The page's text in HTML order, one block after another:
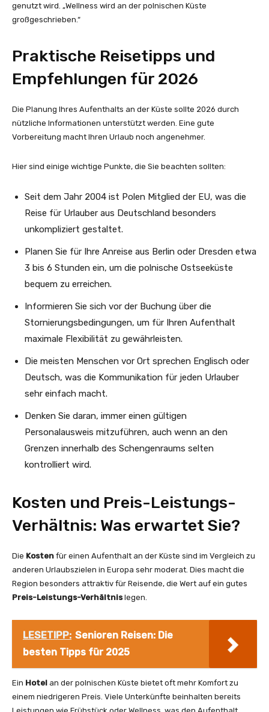
genutzt wird. „Wellness wird an der polnischen Küste
großgeschrieben.“
Praktische Reisetipps und
Empfehlungen für 2026
Die Planung Ihres Aufenthalts an der Küste sollte 2026 durch
nützliche Informationen unterstützt werden. Eine gute
Vorbereitung macht Ihren Urlaub noch angenehmer.
Hier sind einige wichtige Punkte, die Sie beachten sollten:
Seit dem Jahr 2004 ist Polen Mitglied der EU, was die
Reise für Urlauber aus Deutschland besonders
unkompliziert gestaltet.
Planen Sie für Ihre Anreise aus Berlin oder Dresden etwa
3 bis 6 Stunden ein, um die polnische Ostseeküste
bequem zu erreichen.
Informieren Sie sich vor der Buchung über die
Stornierungsbedingungen, um für Ihren Aufenthalt
maximale Flexibilität zu gewährleisten.
Die meisten Menschen vor Ort sprechen Englisch oder
Deutsch, was die Kommunikation für jeden Urlauber
sehr einfach macht.
Denken Sie daran, immer einen gültigen
Personalausweis mitzuführen, auch wenn an den
Grenzen innerhalb des Schengenraums selten
kontrolliert wird.
Kosten und Preis-Leistungs-
Verhältnis: Was erwartet Sie?
Die Kosten für einen Aufenthalt an der Küste sind im Vergleich zu
anderen Urlaubszielen in Europa sehr moderat. Dies macht die
Region besonders attraktiv für Reisende, die Wert auf ein gutes
Preis-Leistungs-Verhältnislegen.
LESETIPP: Senioren Reisen: Die
besten Tipps für 2025
Ein Hotel an der polnischen Küste bietet oft mehr Komfort zu
einem niedrigeren Preis. Viele Unterkünfte beinhalten bereits
Leistungen wie Frühstück oder Wellness, was den Aufenthalt